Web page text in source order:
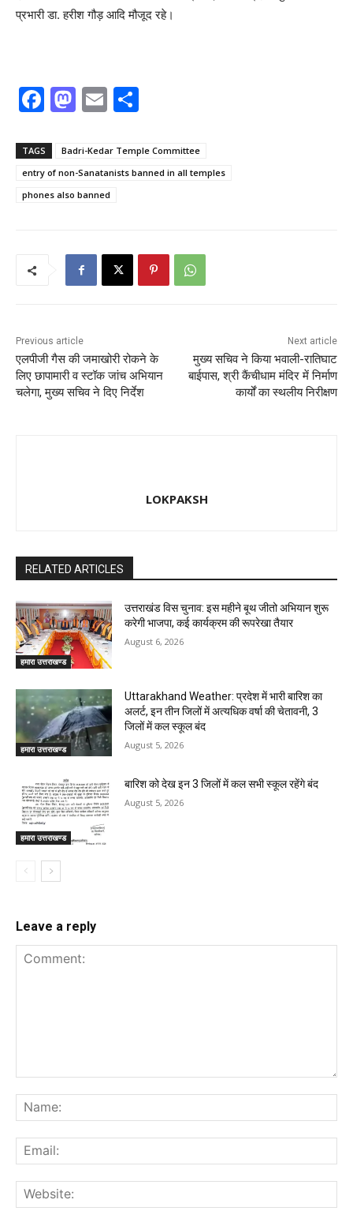
प्रभारी डा. हरीश गौड़ आदि मौजूद रहे।
F
c
e
b
M
st
o
d
n
E
ai
l
ar
e
TAGS
Badri-Kedar Temple Committee
entry of non-Sanatanists banned in all temples
phones also banned
Previous article
एलपीजी गैस की जमाखोरी रोकने के
लिए छापामारी व स्टॉक जांच अभियान
चलेगा, मुख्य सचिव ने दिए निर्देश
Next article
मुख्य सचिव ने किया भवाली-रातिघाट
बाईपास, श्री कैंचीधाम मंदिर में निर्माण
कार्यों का स्थलीय निरीक्षण
LOKPAKSH
RELATED ARTICLES
हमारा उत्तराखण्ड
उत्तराखंड विस चुनाव: इस महीने बूथ जीतो अभियान शुरू
करेगी भाजपा, कई कार्यक्रम की रूपरेखा तैयार
August 6, 2026
हमारा उत्तराखण्ड
Uttarakhand Weather: प्रदेश में भारी बारिश का
अलर्ट, इन तीन जिलों में अत्यधिक वर्षा की चेतावनी, 3
जिलों में कल स्कूल बंद
August 5, 2026
हमारा उत्तराखण्ड
बारिश को देख इन 3 जिलों में कल सभी स्कूल रहेंगे बंद
August 5, 2026
Leave a reply